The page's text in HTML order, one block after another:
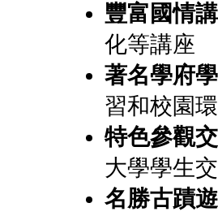
豐富國情
化等講座
著名學府
習和校園
特色參觀
大學學生
名勝古蹟